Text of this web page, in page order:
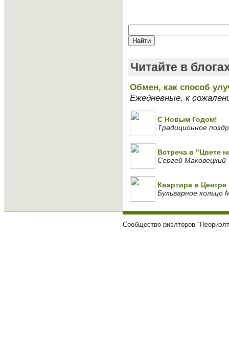
Читайте в
Обмен, как способ
Ежедневные, к
С Новым Годом!
Традиционное
Встреча в "Цвете
Сергей Маковецкий
Квартира в Центре
Бульварное кольцо
Сообщество риэлторов